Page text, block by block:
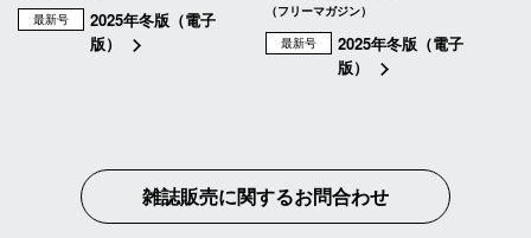
最新号
2025年冬版（電子
版）
（フリーマガジン）
最新号
2025年冬版（電子
版）
雑誌販売に関するお問合わせ